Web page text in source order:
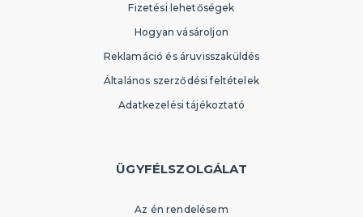
Fizetési lehetőségek
Hogyan vásároljon
Reklamáció és áruvisszaküldés
Általános szerződési feltételek
Adatkezelési tájékoztató
ÜGYFÉLSZOLGÁLAT
Az én rendelésem